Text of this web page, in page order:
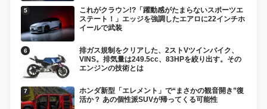
これがクラウン!?「躍動感がたまらないスポーツエ
ステート！」エッジを強調したエアロに22インチホ
イールで武装
排ガス規制をクリアした、2ストVツインバイク、
VINS。排気量は249.5cc、83HPを絞り出す。その
エンジンの技術とは
ホンダ新型「エレメント」で“まさかの観音開き”復
活か？ あの個性派SUVが帰ってくる可能性